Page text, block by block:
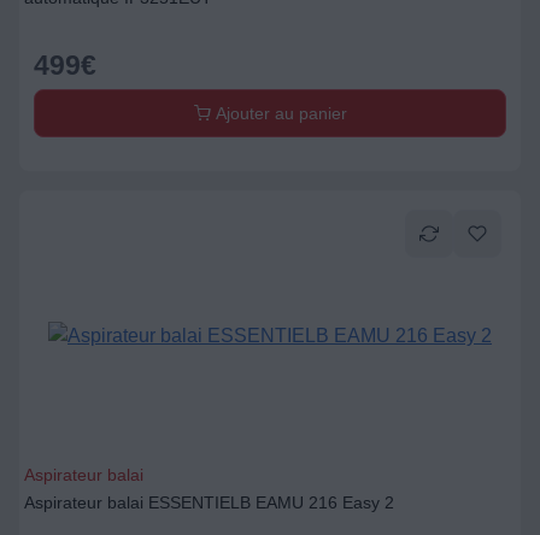
499€
Ajouter au panier
Aspirateur balai
Aspirateur balai ESSENTIELB EAMU 216 Easy 2